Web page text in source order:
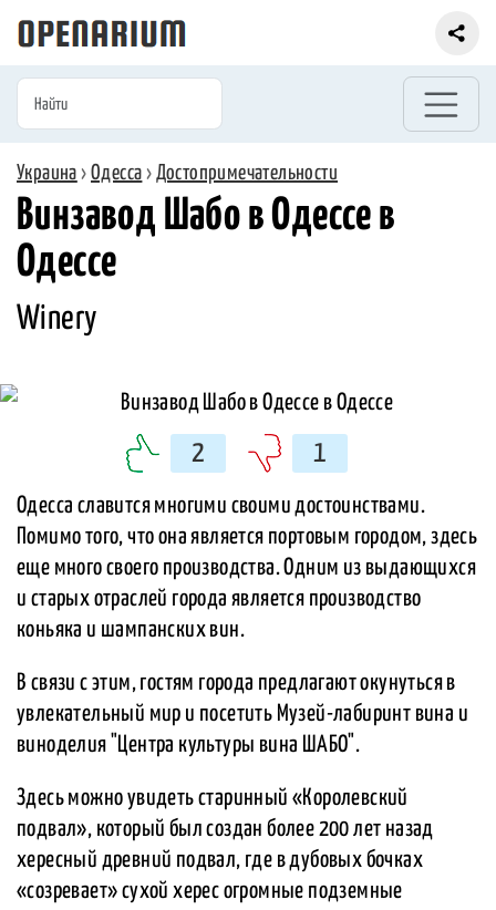
Украина ›Одесса › Достопримечательности
Винзавод Шабо в Одессе в
Одессе
Winery
2 1
Одесса славится многими своими достоинствами.
Помимо того, что она является портовым городом, здесь
еще много своего производства. Одним из выдающихся
и старых отраслей города является производство
коньяка и шампанских вин.
В связи с этим, гостям города предлагают окунуться в
увлекательный мир и посетить Музей-лабиринт вина и
виноделия "Центра культуры вина ШАБО".
Здесь можно увидеть старинный «Королевский
подвал», который был создан более 200 лет назад
хересный древний подвал, где в дубовых бочках
«созревает» сухой херес огромные подземные